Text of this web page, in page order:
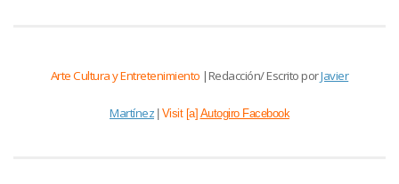
Arte Cultura y Entretenimiento |Redacción/ Escrito porJavier
Martínez | Visit [a] Autogiro Facebook